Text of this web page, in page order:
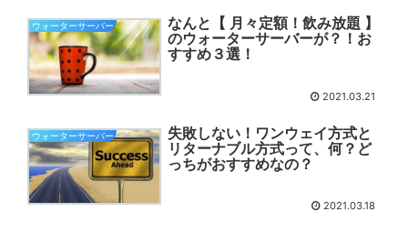
ウォーターサーバー
なんと【 月々定額！飲み放題 】
のウォーターサーバーが？！お
すすめ３選！
2021.03.21
ウォーターサーバー
失敗しない！ワンウェイ方式と
リターナブル方式って、何？ど
っちがおすすめなの？
2021.03.18